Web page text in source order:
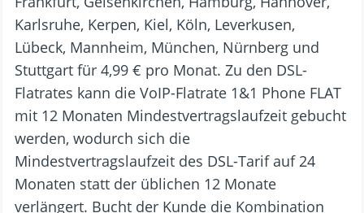
Karlsruhe, Kerpen, Kiel, Köln, Leverkusen,
Lübeck, Mannheim, München, Nürnberg und
Stuttgart für 4,99 € pro Monat. Zu den DSL-
Flatrates kann die VoIP-Flatrate 1&1 Phone FLAT
mit 12 Monaten Mindestvertragslaufzeit gebucht
werden, wodurch sich die
Mindestvertragslaufzeit des DSL-Tarif auf 24
Monaten statt der üblichen 12 Monate
verlängert. Bucht der Kunde die Kombination